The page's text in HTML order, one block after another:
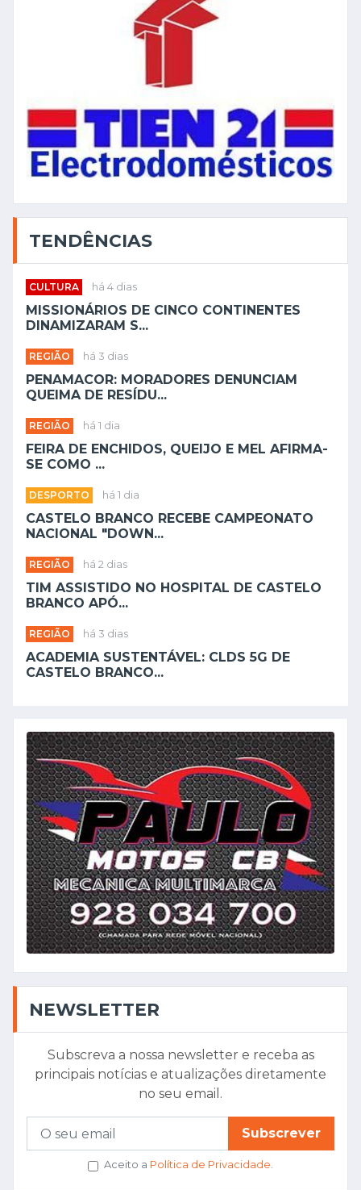
TENDÊNCIAS
CULTURA há 4 dias
MISSIONÁRIOS DE CINCO CONTINENTES
DINAMIZARAM S...
REGIÃO há 3 dias
PENAMACOR: MORADORES DENUNCIAM
QUEIMA DE RESÍDU...
REGIÃO há 1 dia
FEIRA DE ENCHIDOS, QUEIJO E MEL AFIRMA-
SE COMO ...
DESPORTO há 1 dia
CASTELO BRANCO RECEBE CAMPEONATO
NACIONAL "DOWN...
REGIÃO há 2 dias
TIM ASSISTIDO NO HOSPITAL DE CASTELO
BRANCO APÓ...
REGIÃO há 3 dias
ACADEMIA SUSTENTÁVEL: CLDS 5G DE
CASTELO BRANCO...
NEWSLETTER
Subscreva a nossa newsletter e receba as
principais notícias e atualizações diretamente
no seu email.
Subscrever
Aceito a Política de Privacidade.